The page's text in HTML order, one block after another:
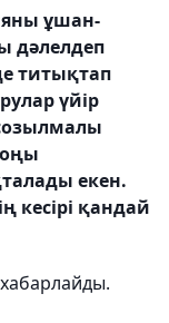
ұшан-
дәлелдеп
титықтап
үйір
екен.
кесірі қандай